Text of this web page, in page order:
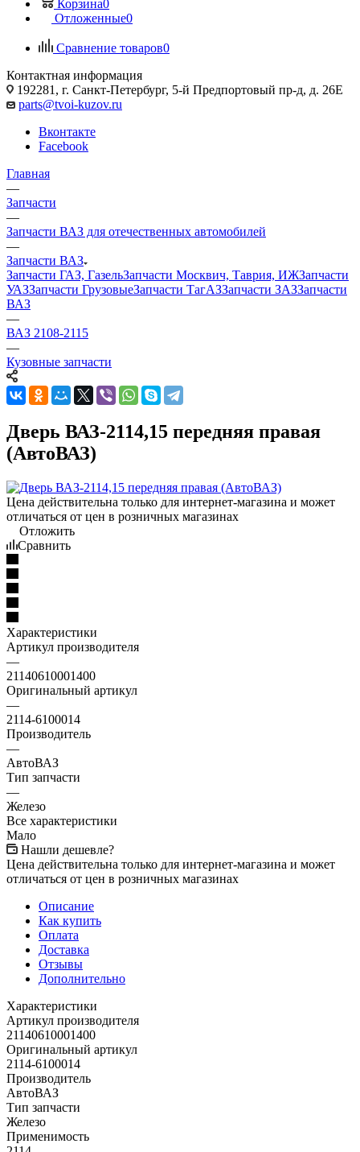
Корзина0
Отложенные0
Сравнение товаров0
Контактная информация
192281, г. Санкт-Петербург, 5-й Предпортовый пр-д, д. 26Е
parts@tvoi-kuzov.ru
Вконтакте
Facebook
Главная
—
Запчасти
—
Запчасти ВАЗ для отечественных автомобилей
—
Запчасти ВАЗ
Запчасти ГАЗ, ГазельЗапчасти Москвич, Таврия, ИЖЗапчасти
УАЗЗапчасти ГрузовыеЗапчасти ТагАЗЗапчасти ЗАЗЗапчасти
ВАЗ
—
ВАЗ 2108-2115
—
Кузовные запчасти
Дверь ВАЗ-2114,15 передняя правая
(АвтоВАЗ)
Цена действительна только для интернет-магазина и может
отличаться от цен в розничных магазинах
Отложить
Сравнить
Характеристики
Артикул производителя
—
21140610001400
Оригинальный артикул
—
2114-6100014
Производитель
—
АвтоВАЗ
Тип запчасти
—
Железо
Все характеристики
Мало
Нашли дешевле?
Цена действительна только для интернет-магазина и может
отличаться от цен в розничных магазинах
Описание
Как купить
Оплата
Доставка
Отзывы
Дополнительно
Характеристики
Артикул производителя
21140610001400
Оригинальный артикул
2114-6100014
Производитель
АвтоВАЗ
Тип запчасти
Железо
Применимость